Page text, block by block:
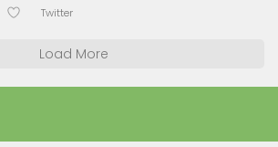
Twitter
Load More